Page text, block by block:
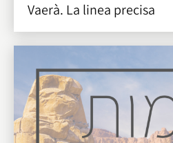
Vaerà. La linea precisa